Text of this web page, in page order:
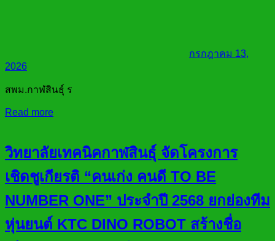
กรกฎาคม 13,
2026
สพม.กาฬสินธุ์ ร
Read more
วิทยาลัยเทคนิคกาฬสินธุ์ จัดโครงการ
เชิดชูเกียรติ “คนเก่ง คนดี TO BE
NUMBER ONE” ประจำปี 2568 ยกย่องทีม
หุ่นยนต์ KTC DINO ROBOT สร้างชื่อ